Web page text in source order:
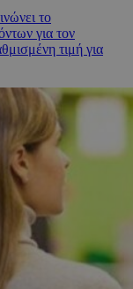
το
για τον
τιμή για